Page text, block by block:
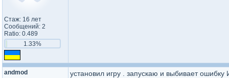
Стаж: 16 лет
Сообщений: 2
Ratio: 0.489
1.33%
andmod
установил игру . запускаю и выбивает